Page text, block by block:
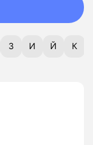
З И Й К